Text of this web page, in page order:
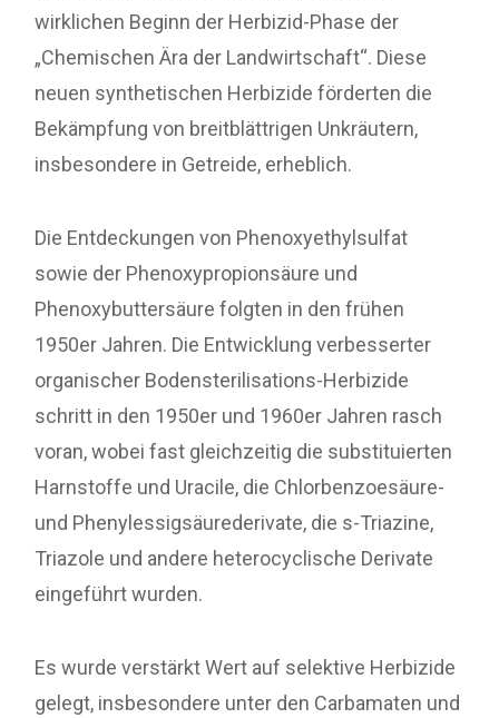
wirklichen Beginn der Herbizid-Phase der
„Chemischen Ära der Landwirtschaft“. Diese
neuen synthetischen Herbizide förderten die
Bekämpfung von breitblättrigen Unkräutern,
insbesondere in Getreide, erheblich.
Die Entdeckungen von Phenoxyethylsulfat
sowie der Phenoxypropionsäure und
Phenoxybuttersäure folgten in den frühen
1950er Jahren. Die Entwicklung verbesserter
organischer Bodensterilisations-Herbizide
schritt in den 1950er und 1960er Jahren rasch
voran, wobei fast gleichzeitig die substituierten
Harnstoffe und Uracile, die Chlorbenzoesäure-
und Phenylessigsäurederivate, die s-Triazine,
Triazole und andere heterocyclische Derivate
eingeführt wurden.
Es wurde verstärkt Wert auf selektive Herbizide
gelegt, insbesondere unter den Carbamaten und